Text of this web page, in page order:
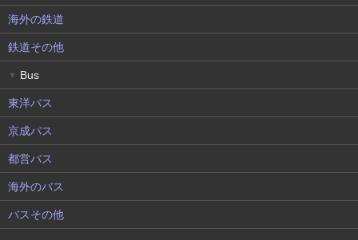
海外の鉄道
鉄道その他
▼ Bus
東洋バス
京成バス
都営バス
海外のバス
バスその他